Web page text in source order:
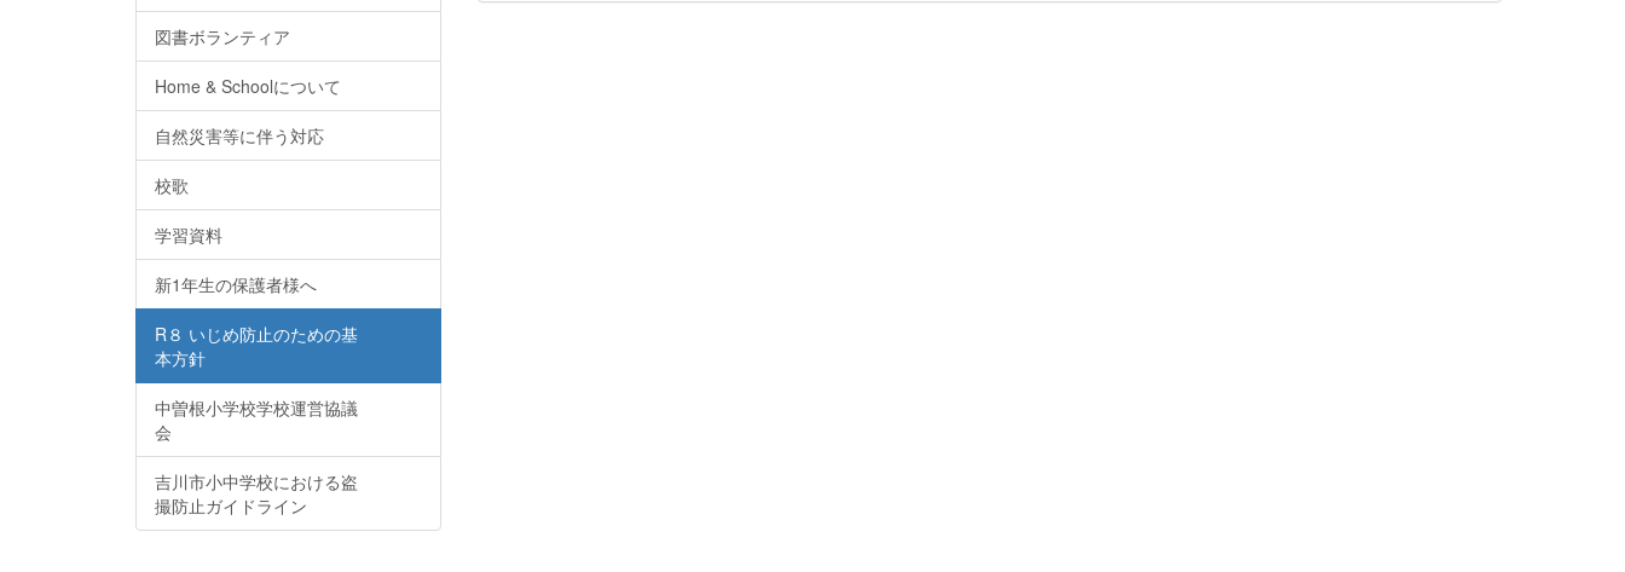
図書ボランティア
Home & Schoolについて
自然災害等に伴う対応
校歌
学習資料
新1年生の保護者様へ
R８ いじめ防止のための基
本方針
中曽根小学校学校運営協議
会
吉川市小中学校における盗
撮防止ガイドライン